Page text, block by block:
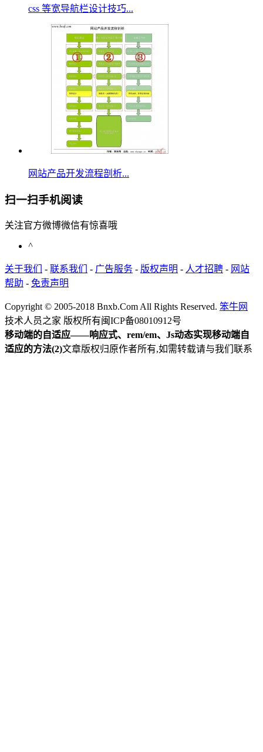
css 等宽导航栏设计技巧...
网站产品开发流程剖析...
扫一扫手机阅读
关注官方微博微信有惊喜哦
^
关于我们 - 联系我们 - 广告服务 - 版权声明 - 人才招聘 - 网站
帮助 - 免责声明
Copyright © 2005-2018 Bnxb.Com All Rights Reserved. 笨牛网
技术人员之家 版权所有闽ICP备08010912号
移动端的自适应——响应式、rem/em、Js动态实现移动端自
适应的方法(2)文章版权归原作者所有,如需转载请与我们联系